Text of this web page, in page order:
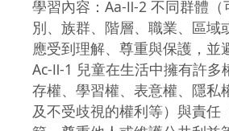
學習內容：Aa-Ⅱ-2 不同群體（
別、族群、階層、職業、區域
應受到理解、尊重與保護，並
Ac-Ⅱ-1 兒童在生活中擁有許多
存權、學習權、表意權、隱私
及不受歧視的權利等）與責任